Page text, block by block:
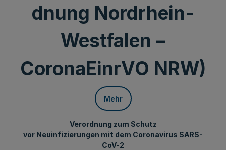
dnung Nordrhein-
Westfalen –
CoronaEinrVO NRW)
Mehr
Verordnung zum Schutz
vor Neuinfizierungen mit dem Coronavirus SARS-
CoV-2